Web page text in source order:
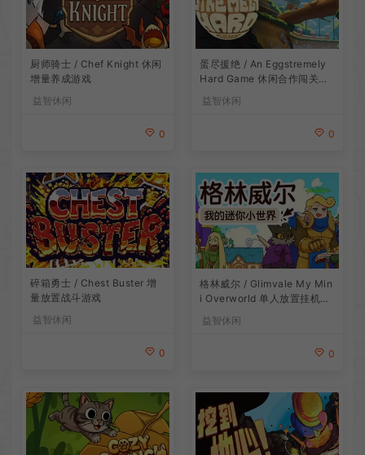
厨师骑士 / Chef Knight 休闲
增量养成游戏
益智休闲
0
蛋尽援绝 / An Eggstremely
Hard Game 休闲合作闯关游
益智休闲
0
碎箱勇士 / Chest Buster 增
量放置战斗游戏
益智休闲
0
格林威尔 / Glimvale My Min
i Overworld 单人放置挂机城
益智休闲
0